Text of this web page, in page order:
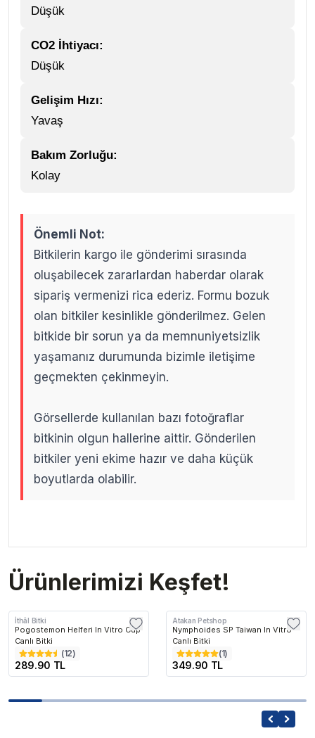
Düşük
CO2 İhtiyacı:
Düşük
Gelişim Hızı:
Yavaş
Bakım Zorluğu:
Kolay
Önemli Not:
Bitkilerin kargo ile gönderimi sırasında
oluşabilecek zararlardan haberdar olarak
sipariş vermenizi rica ederiz. Formu bozuk
olan bitkiler kesinlikle gönderilmez. Gelen
bitkide bir sorun ya da memnuniyetsizlik
yaşamanız durumunda bizimle iletişime
geçmekten çekinmeyin.
Görsellerde kullanılan bazı fotoğraflar
bitkinin olgun hallerine aittir. Gönderilen
bitkiler yeni ekime hazır ve daha küçük
boyutlarda olabilir.
Ürünlerimizi Keşfet!
İthâl Bitki
Pogostemon Helferi In Vitro Cup
Canlı Bitki
(12)
289.90 TL
Atakan Petshop
Nymphoides SP Taiwan In Vitro
Canlı Bitki
(1)
349.90 TL